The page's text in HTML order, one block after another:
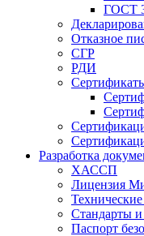
ГОСТ
Отказное
СГР
РДИ
Разработка
ХАССП
Лицензия
Стандарты
Паспорт